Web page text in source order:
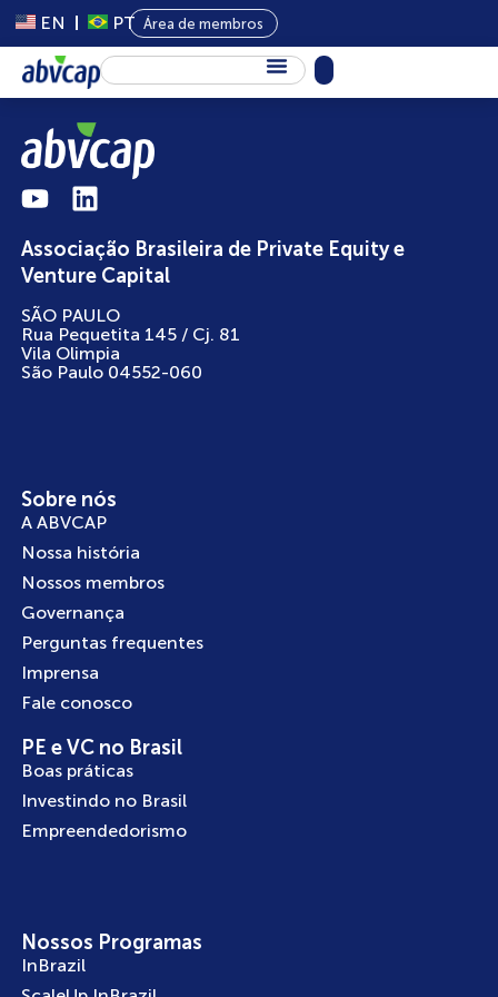
EN PT Área de membros
Sobre Nós
Capital Privado
Programas
Conteúdo
Eventos
Notícias
Associação Brasileira de Private Equity e
Venture Capital
SÃO PAULO
Rua Pequetita 145 / Cj. 81
Vila Olimpia
São Paulo 04552-060
Sobre nós
A ABVCAP
Nossa história
Nossos membros
Governança
Perguntas frequentes
Imprensa
Fale conosco
PE e VC no Brasil
Boas práticas
Investindo no Brasil
Empreendedorismo
Nossos Programas
InBrazil